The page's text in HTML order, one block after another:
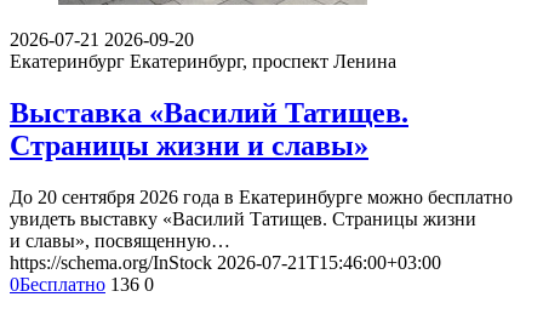
2026-07-21 2026-09-20
Екатеринбург Екатеринбург, проспект Ленина
Выставка «Василий Татищев.
Страницы жизни и славы»
До 20 сентября 2026 года в Екатеринбурге можно бесплатно
увидеть выставку «Василий Татищев. Страницы жизни
и славы», посвященную…
https://schema.org/InStock 2026-07-21T15:46:00+03:00
0Бесплатно 136 0